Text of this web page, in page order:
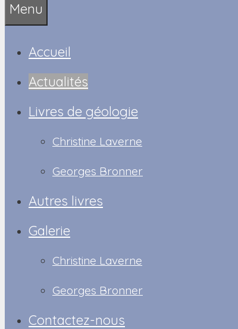
Menu
Accueil
Actualités
Livres de géologie
Christine Laverne
Georges Bronner
Autres livres
Galerie
Christine Laverne
Georges Bronner
Contactez-nous